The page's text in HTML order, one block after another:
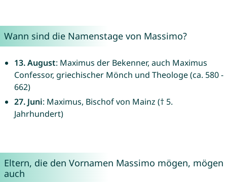
Wann sind die Namenstage von Massimo?
13. August: Maximus der Bekenner, auch Maximus
Confessor, griechischer Mönch und Theologe (ca. 580 -
662)
27. Juni: Maximus, Bischof von Mainz († 5.
Jahrhundert)
Eltern, die den Vornamen Massimo mögen, mögen
auch